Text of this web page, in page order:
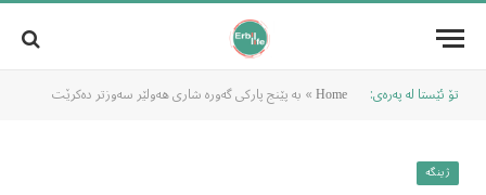
تۆ ئێستا لە پەرەی: Home
» بە پێنج پارکی گەورە شاری هەولێر سەوزتر دەکرێت
ژینگە